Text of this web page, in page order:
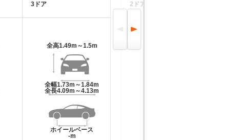
3ドア
全高1.49m～1.5m
全幅1.73m～1.84m
全長4.09m～4.13m
ホイールベース
-m
2ドア